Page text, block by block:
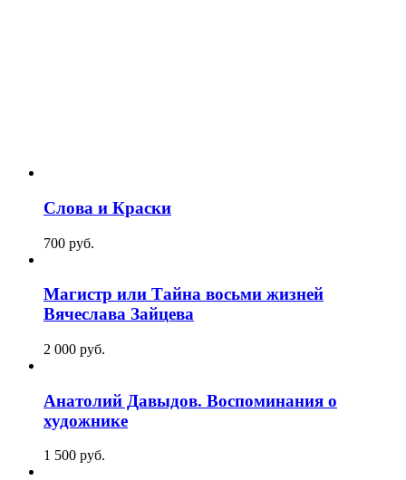
Слова и Краски
700 pуб.
Магистр или Тайна восьми жизней
Вячеслава Зайцева
2 000 pуб.
Анатолий Давыдов. Воспоминания о
художнике
1 500 pуб.